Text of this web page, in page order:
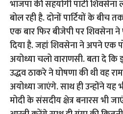
भाजपा की सहयोगी पार्टी
बोल रही है. दोनों पार्टियों के बीच
एक बार फिर बीजेपी पर शिवसेना
दिया है. जहां शिवसेना ने अपने एक
अयोध्या चलो वाराणसी. बता दे
उद्धव ठाकरे ने घोषणा की थी वह
अयोध्या जाएंगे. साथ ही उन्होंने यह
मोदी के संसदीय क्षेत्र बनारस भी